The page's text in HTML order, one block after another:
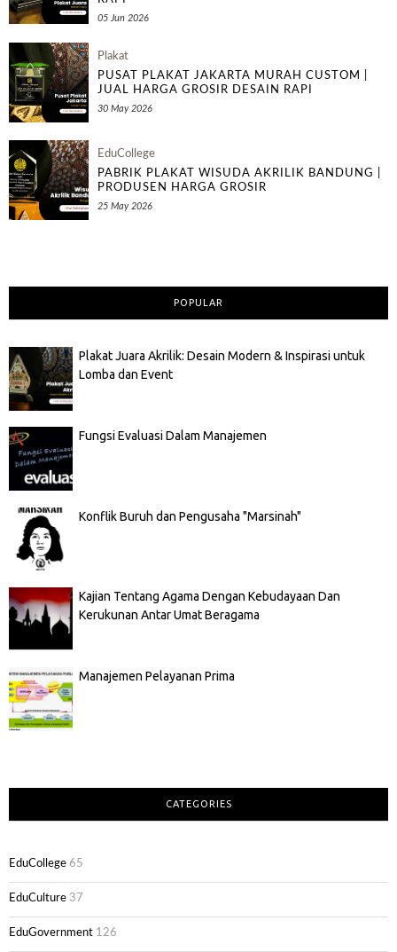
05 Jun 2026
Plakat
PUSAT PLAKAT JAKARTA MURAH CUSTOM |
JUAL HARGA GROSIR DESAIN RAPI
30 May 2026
EduCollege
PABRIK PLAKAT WISUDA AKRILIK BANDUNG |
PRODUSEN HARGA GROSIR
25 May 2026
POPULAR
Plakat Juara Akrilik: Desain Modern & Inspirasi untuk
Lomba dan Event
Fungsi Evaluasi Dalam Manajemen
Konflik Buruh dan Pengusaha "Marsinah"
Kajian Tentang Agama Dengan Kebudayaan Dan
Kerukunan Antar Umat Beragama
Manajemen Pelayanan Prima
CATEGORIES
EduCollege 65
EduCulture 37
EduGovernment 126